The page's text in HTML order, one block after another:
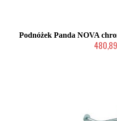
Podnóżek Panda NOVA